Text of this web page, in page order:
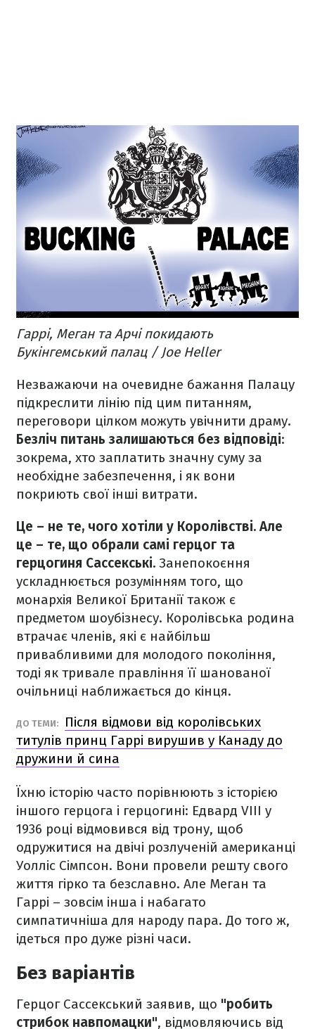
Гаррі, Меган та Арчі покидають
Букінгемський палац / Joe Heller
Незважаючи на очевидне бажання Палацу
підкреслити лінію під цим питанням,
переговори цілком можуть увічнити драму.
Безліч питань залишаються без відповіді:
зокрема, хто заплатить значну суму за
необхідне забезпечення, і як вони
покриють свої інші витрати.
Це – не те, чого хотіли у Королівстві. Але
це – те, що обрали самі герцог та
герцогиня Сассекські. Занепокоєння
ускладнюється розумінням того, що
монархія Великої Британії також є
предметом шоубізнесу. Королівська родина
втрачає членів, які є найбільш
привабливими для молодого покоління,
тоді як тривале правління її шанованої
очільниці наближається до кінця.
ДО ТЕМИ:
Після відмови від королівських
титулів принц Гаррі вирушив у Канаду до
дружини й сина
Їхню історію часто порівнюють з історією
іншого герцога і герцогині: Едвард VIII у
1936 році відмовився від трону, щоб
одружитися на двічі розлученій американці
Уолліс Сімпсон. Вони провели решту свого
життя гірко та безславно. Але Меган та
Гаррі – зовсім інша і набагато
симпатичніша для народу пара. До того ж,
ідеться про дуже різні часи.
Без варіантів
Герцог Сассекський заявив, що "робить
стрибок навпомацки", відмовляючись від